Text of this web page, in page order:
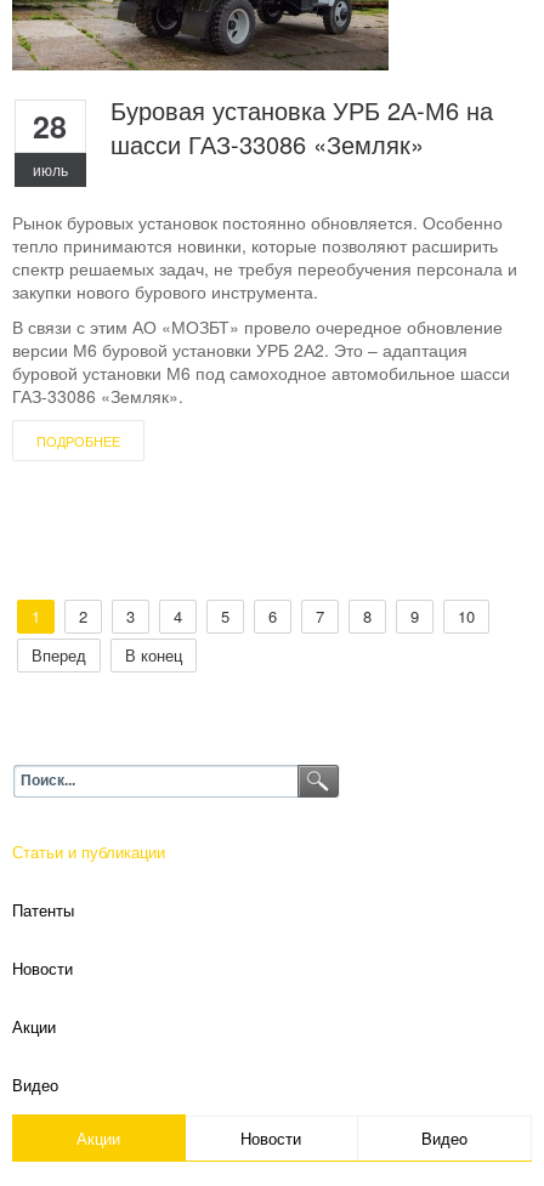
28
июль
Буровая установка УРБ 2А-М6 на
шасси ГАЗ-33086 «Земляк»
Рынок буровых установок постоянно обновляется. Особенно
тепло принимаются новинки, которые позволяют расширить
спектр решаемых задач, не требуя переобучения персонала и
закупки нового бурового инструмента.
В связи с этим АО «МОЗБТ» провело очередное обновление
версии М6 буровой установки УРБ 2А2. Это – адаптация
буровой установки М6 под самоходное автомобильное шасси
ГАЗ-33086 «Земляк».
ПОДРОБНЕЕ
1 2 3 4 5 6 7 8 9
10
Вперед
В конец
Статьи и публикации
Патенты
Новости
Акции
Видео
Акции Новости Bидеo